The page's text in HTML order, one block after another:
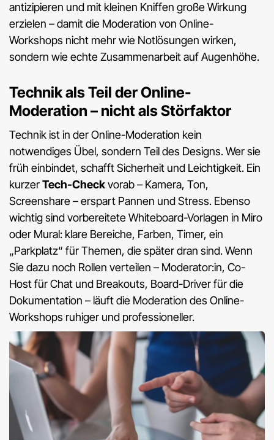
antizipieren und mit kleinen Kniffen große Wirkung
erzielen – damit die Moderation von Online-
Workshops nicht mehr wie Notlösungen wirken,
sondern wie echte Zusammenarbeit auf Augenhöhe.
Technik als Teil der Online-
Moderation – nicht als Störfaktor
Technik ist in der Online-Moderation kein
notwendiges Übel, sondern Teil des Designs. Wer sie
früh einbindet, schafft Sicherheit und Leichtigkeit. Ein
kurzerTech-Checkvorab – Kamera, Ton,
Screenshare – erspart Pannen und Stress. Ebenso
wichtig sind vorbereitete Whiteboard-Vorlagen in Miro
oder Mural: klare Bereiche, Farben, Timer, ein
„Parkplatz“ für Themen, die später dran sind. Wenn
Sie dazu noch Rollen verteilen – Moderator:in, Co-
Host für Chat und Breakouts, Board-Driver für die
Dokumentation – läuft die Moderation des Online-
Workshops ruhiger und professioneller.